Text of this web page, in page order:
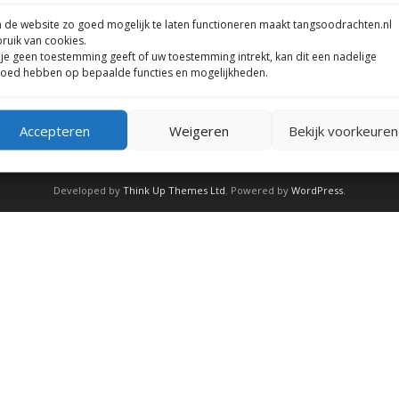
de website zo goed mogelijk te laten functioneren maakt tangsoodrachten.nl
van cookies.
geen toestemming geeft of uw toestemming intrekt, kan dit een nadelige
hebben op bepaalde functies en mogelijkheden.
Accepteren Weigeren Bekijk voorkeuren
Made for Tang soo Drachten by EvA web-design 2026 Copyright©
Developed by Think Up Themes Ltd. Powered by WordPress.